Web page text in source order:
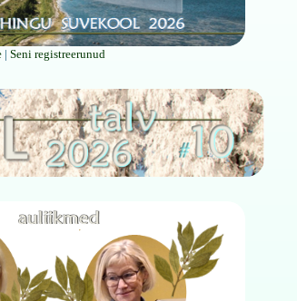
|Seni registreerunud